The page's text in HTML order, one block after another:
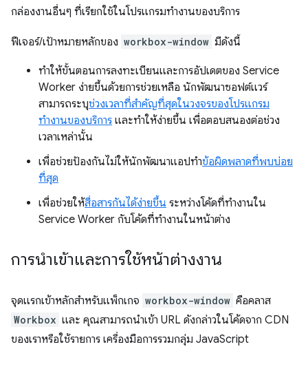
กล่องงานอื่นๆ ที่เรียกใช้ในโปรแกรมทำงานของบริการ
ฟีเจอร์/เป้าหมายหลักของ workbox-window มีดังนี้
ทำให้ขั้นตอนการลงทะเบียนและการอัปเดตของ Service
Worker ง่ายขึ้นด้วยการช่วยเหลือ นักพัฒนาซอฟต์แวร์
สามารถระบุช่วงเวลาที่สำคัญที่สุดในวงจรของโปรแกรม
ทำงานของบริการ และทำให้ง่ายขึ้น เพื่อตอบสนองต่อช่วง
เวลาเหล่านั้น
เพื่อช่วยป้องกันไม่ให้นักพัฒนาแอปทำข้อผิดพลาดที่พบบ่อย
ที่สุด
เพื่อช่วยให้สื่อสารกันได้ง่ายขึ้น ระหว่างโค้ดที่ทำงานใน
Service Worker กับโค้ดที่ทำงานในหน้าต่าง
การนำเข้าและการใช้หน้าต่างงาน
จุดแรกเข้าหลักสำหรับแพ็กเกจ workbox-window คือคลาส
Workbox และ คุณสามารถนำเข้า URL ดังกล่าวในโค้ดจาก CDN
ของเราหรือใช้รายการ เครื่องมือการรวมกลุ่ม JavaScript